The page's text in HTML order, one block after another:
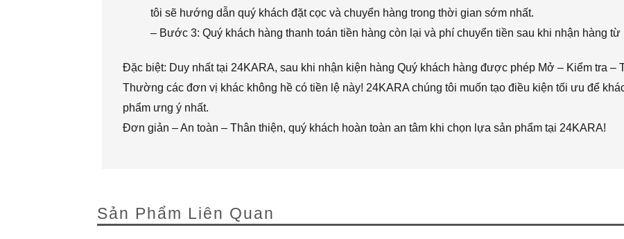
tôi sẽ hướng dẫn quý khách đặt cọc và chuyển hàng trong thời gian sớm nhất.
– Bước 3: Quý khách hàng thanh toán tiền hàng còn lại và phí chuyển tiền sau khi nhận hàng
Đặc biệt: Duy nhất tại 24KARA, sau khi nhận kiện hàng Quý khách hàng được phép Mở – Kiểm tra –
Thường các đơn vị khác không hề có tiền lệ này! 24KARA chúng tôi muốn tạo điều kiện tối ưu để
phẩm ưng ý nhất.
Đơn giản – An toàn – Thân thiện, quý khách hoàn toàn an tâm khi chọn lựa sản phẩm tại 24KARA!
Sản Phẩm Liên Quan